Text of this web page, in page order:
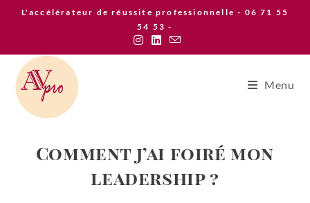
L'accélérateur de réussite professionnelle - 06 71 55
54 53 -
Menu
Comment j’ai foiré mon
leadership ?